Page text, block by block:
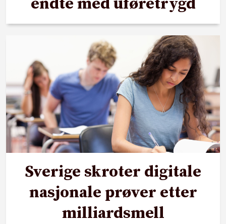
Sverige skroter digitale
nasjonale prøver etter
milliardsmell